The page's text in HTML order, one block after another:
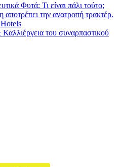
Φυτά: Τι είναι πάλι τούτο;
την ανατροπή τρακτέρ.
του συναρπαστικού